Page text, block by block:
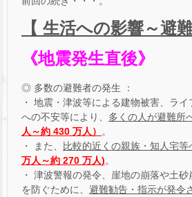
【 生活への影響～避
《地震発生直後》
◎ 多数の避難者の発生 ：
・ 地震・津波等による建物被害、ラ
への不安等により、 多くの人が避難所
人～約 430 万人）
。
・ また、
比較的近くの親族・知人宅等
万人～約 270 万人)。
・ 津波警報の発令、崖地の崩落や土
を防ぐために、 避難勧告・指示が発令